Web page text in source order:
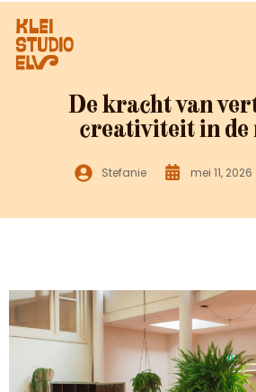
naar
de
inhoud
De kracht van
creativiteit in de
Stefanie mei 11, 2026